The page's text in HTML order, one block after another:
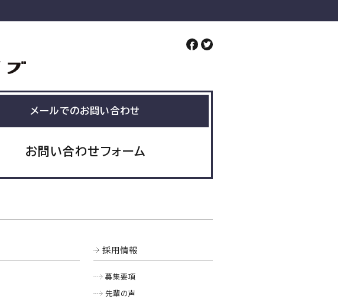
メールでのお問い合わせ
お問い合わせフォーム
採用情報
募集要項
先輩の声